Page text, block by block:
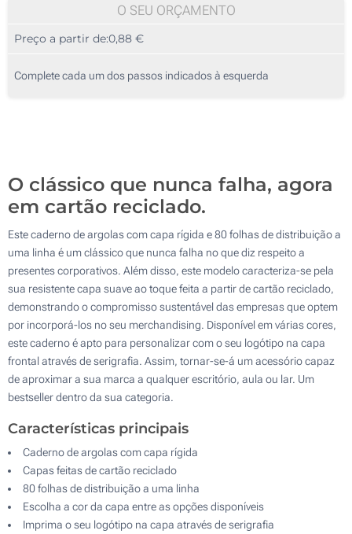
150
375
O SEU ORÇAMENTO
Preço a partir de:0,88 €
Complete cada um dos passos indicados à esquerda
O clássico que nunca falha, agora
em cartão reciclado.
Este caderno de argolas com capa rígida e 80 folhas de distribuição a
uma linha é um clássico que nunca falha no que diz respeito a
presentes corporativos. Além disso, este modelo caracteriza-se pela
sua resistente capa suave ao toque feita a partir de cartão reciclado,
demonstrando o compromisso sustentável das empresas que optem
por incorporá-los no seu merchandising. Disponível em várias cores,
este caderno é apto para personalizar com o seu logótipo na capa
frontal através de serigrafia. Assim, tornar-se-á um acessório capaz
de aproximar a sua marca a qualquer escritório, aula ou lar. Um
bestseller dentro da sua categoria.
Características principais
Caderno de argolas com capa rígida
Capas feitas de cartão reciclado
80 folhas de distribuição a uma linha
Escolha a cor da capa entre as opções disponíveis
Imprima o seu logótipo na capa através de serigrafia